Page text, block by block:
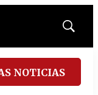
Mostrar
NOTICIAS